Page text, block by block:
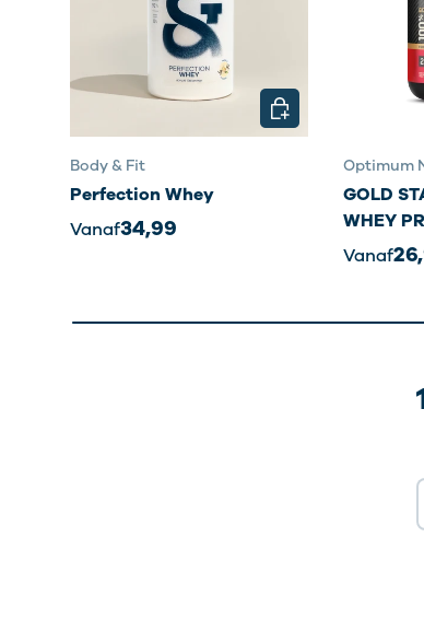
Body & Fit
Perfection Whey
Vanaf34,99
KIES
Optimum
GOLD
WHEY
Vanaf